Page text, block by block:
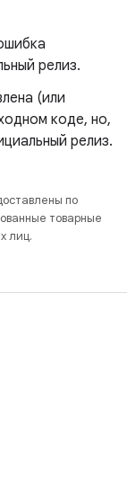
релиз.
​​(или
коде, но,
релиз.
по
товарные
лиц.